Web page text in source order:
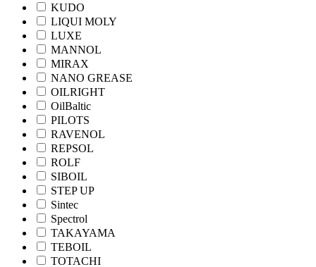
KUDO
LIQUI MOLY
LUXE
MANNOL
MIRAX
NANO GREASE
OILRIGHT
OilBaltic
PILOTS
RAVENOL
REPSOL
ROLF
SIBOIL
STEP UP
Sintec
Spectrol
TAKAYAMA
TEBOIL
TOTACHI